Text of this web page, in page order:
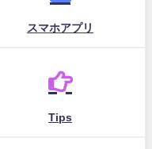
スマホアプリ
Tips